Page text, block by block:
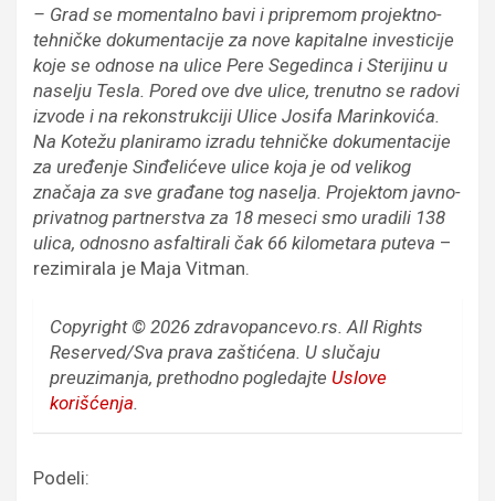
– Grad se momentalno bavi i pripremom projektno-
tehničke dokumentacije za nove kapitalne investicije
koje se odnose na ulice Pere Segedinca i Sterijinu u
naselju Tesla. Pored ove dve ulice, trenutno se radovi
izvode i na rekonstrukciji Ulice Josifa Marinkovića.
Na Kotežu planiramo izradu tehničke dokumentacije
za uređenje Sinđelićeve ulice koja je od velikog
značaja za sve građane tog naselja. Projektom javno-
privatnog partnerstva za 18 meseci smo uradili 138
ulica, odnosno asfaltirali čak 66 kilometara puteva –
rezimirala je Maja Vitman.
Copyright © 2026 zdravopancevo.rs. All Rights
Reserved/Sva prava zaštićena. U slučaju
preuzimanja, prethodno pogledajte Uslove
korišćenja.
Podeli: